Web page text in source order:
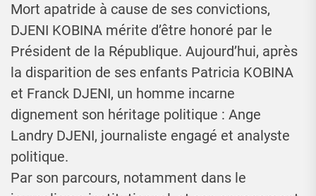
Mort apatride à cause de ses convictions,
DJENI KOBINA mérite d’être honoré par le
Président de la République. Aujourd’hui, après
la disparition de ses enfants Patricia KOBINA
et Franck DJENI, un homme incarne
dignement son héritage politique : Ange
Landry DJENI, journaliste engagé et analyste
politique.
Par son parcours, notamment dans le